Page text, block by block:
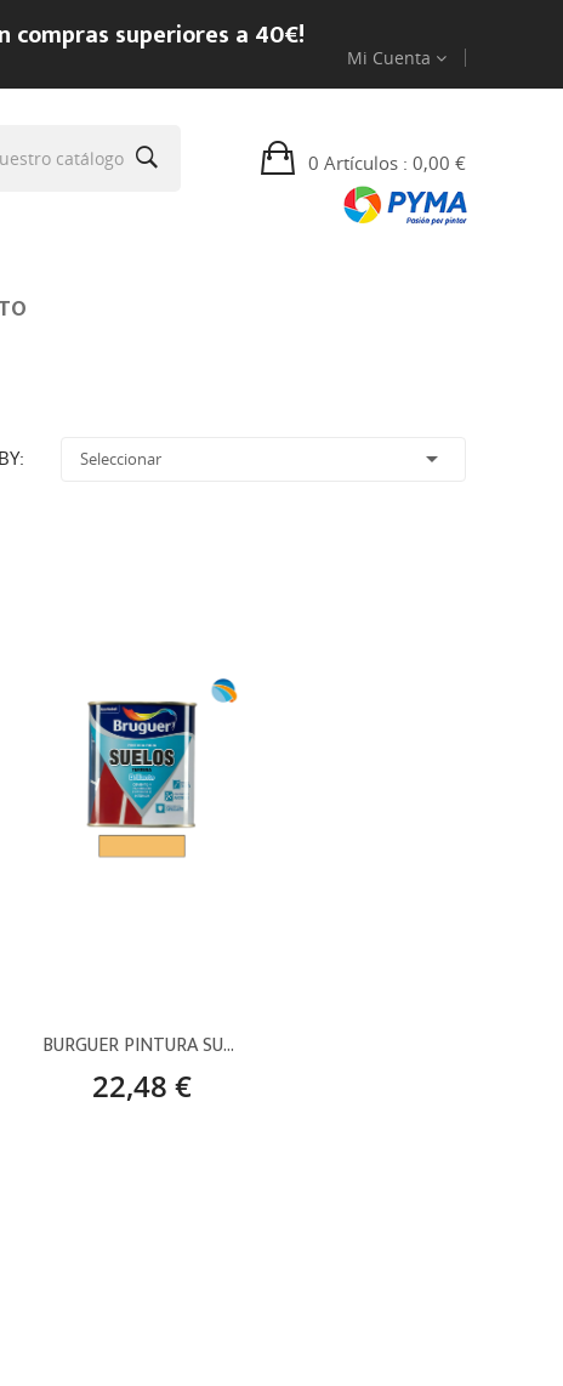
compras superiores a 40€!
Mi Cuenta
0 Artículos : 0,00 €
Seleccionar 
BURGUER PINTURA SUELOS TERRENA BEIG
22,48 €